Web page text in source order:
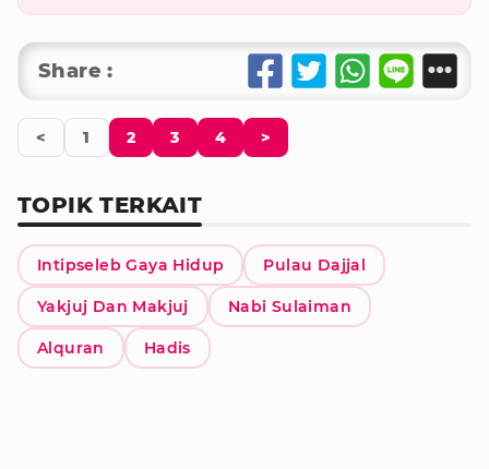
Share :
< 1 2 3 4 >
TOPIK TERKAIT
Intipseleb Gaya Hidup Pulau Dajjal
Yakjuj Dan Makjuj Nabi Sulaiman
Alquran Hadis